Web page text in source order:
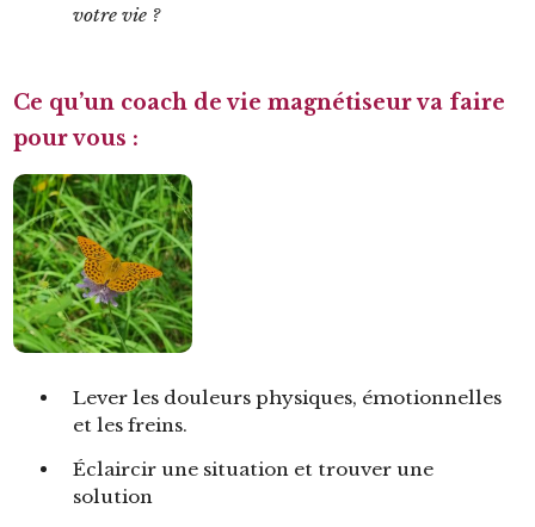
votre vie ?
Ce qu’un coach de vie magnétiseur va faire
pour vous :
Lever les douleurs physiques, émotionnelles
et les freins.
Éclaircir une situation et trouver une
solution